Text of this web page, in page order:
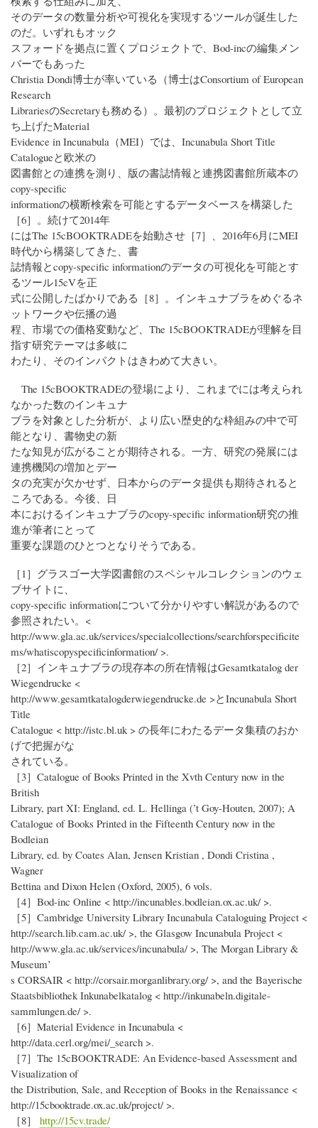
そのデータの数量分析や可視化を実現するツールが誕生した
のだ。いずれもオック
スフォードを拠点に置くプロジェクトで、Bod-incの編集メン
バーでもあった
Christia Dondi博士が率いている（博士はConsortium of European
Research
LibrariesのSecretaryも務める）。最初のプロジェクトとして立
ち上げたMaterial
Evidence in Incunabula（MEI）では、Incunabula Short Title
Catalogueと欧米の
図書館との連携を測り、版の書誌情報と連携図書館所蔵本の
copy-specific
informationの横断検索を可能とするデータベースを構築した
［6］。続けて2014年
にはThe 15cBOOKTRADEを始動させ［7］、2016年6月にMEI
時代から構築してきた、書
誌情報とcopy-specific informationのデータの可視化を可能とす
るツール15cVを正
式に公開したばかりである［8］。インキュナブラをめぐるネ
ットワークや伝播の過
程、市場での価格変動など、The 15cBOOKTRADEが理解を目
指す研究テーマは多岐に
わたり、そのインパクトはきわめて大きい。
The 15cBOOKTRADEの登場により、これまでには考えられ
なかった数のインキュナ
ブラを対象とした分析が、より広い歴史的な枠組みの中で可
能となり、書物史の新
たな知見が広がることが期待される。一方、研究の発展には
連携機関の増加とデー
タの充実が欠かせず、日本からのデータ提供も期待されると
ころである。今後、日
本におけるインキュナブラのcopy-specific information研究の推
進が筆者にとって
重要な課題のひとつとなりそうである。
［1］グラスゴー大学図書館のスペシャルコレクションのウェ
ブサイトに、
copy-specific informationについて分かりやすい解説があるので
参照されたい。<
http://www.gla.ac.uk/services/specialcollections/searchforspecificite
ms/whatiscopyspecificinformation/ >.
［2］インキュナブラの現存本の所在情報はGesamtkatalog der
Wiegendrucke <
http://www.gesamtkatalogderwiegendrucke.de >とIncunabula Short
Title
Catalogue < http://istc.bl.uk > の長年にわたるデータ集積のおか
げで把握がな
されている。
［3］Catalogue of Books Printed in the Xvth Century now in the
British
Library, part XI: England, ed. L. Hellinga (’t Goy-Houten, 2007); A
Catalogue of Books Printed in the Fifteenth Century now in the
Bodleian
Library, ed. by Coates Alan, Jensen Kristian , Dondi Cristina ,
Wagner
Bettina and Dixon Helen (Oxford, 2005), 6 vols.
［4］Bod-inc Online < http://incunables.bodleian.ox.ac.uk/ >.
［5］Cambridge University Library Incunabula Cataloguing Project <
http://search.lib.cam.ac.uk/ >, the Glasgow Incunabula Project <
http://www.gla.ac.uk/services/incunabula/ >, The Morgan Library &
Museum’
s CORSAIR < http://corsair.morganlibrary.org/ >, and the Bayerische
Staatsbibliothek Inkunabelkatalog < http://inkunabeln.digitale-
sammlungen.de/ >.
［6］Material Evidence in Incunabula <
http://data.cerl.org/mei/_search >.
［7］The 15cBOOKTRADE: An Evidence-based Assessment and
Visualization of
the Distribution, Sale, and Reception of Books in the Renaissance <
http://15cbooktrade.ox.ac.uk/project/ >.
［8］ http://15cv.trade/